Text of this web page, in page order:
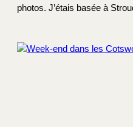
photos. J’étais basée à